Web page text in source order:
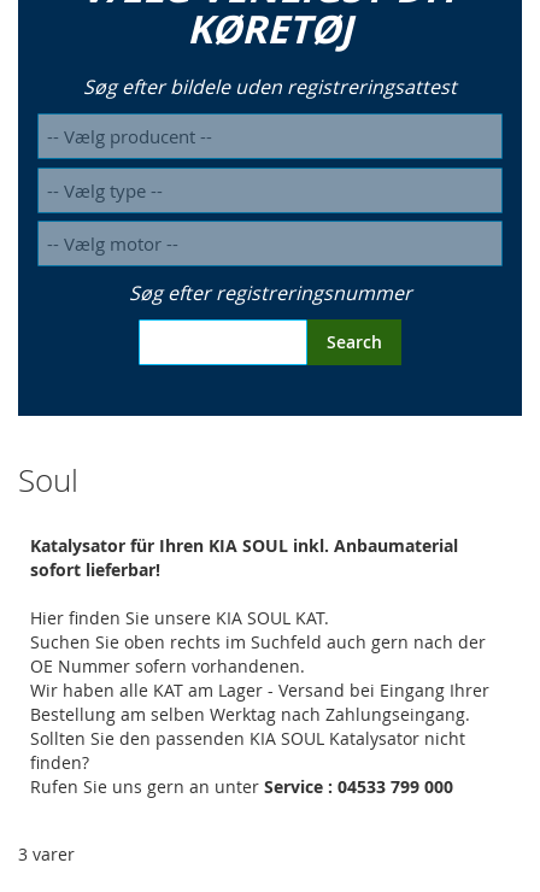
KØRETØJ
Søg efter bildele uden registreringsattest
Søg efter registreringsnummer
Search
Soul
Katalysator für Ihren KIA SOUL inkl. Anbaumaterial
sofort lieferbar!
Hier finden Sie unsere KIA SOUL KAT.
Suchen Sie oben rechts im Suchfeld auch gern nach der
OE Nummer sofern vorhandenen.
Wir haben alle KAT am Lager - Versand bei Eingang Ihrer
Bestellung am selben Werktag nach Zahlungseingang.
Sollten Sie den passenden KIA SOUL Katalysator nicht
finden?
Rufen Sie uns gern an unter Service : 04533 799 000
3 varer